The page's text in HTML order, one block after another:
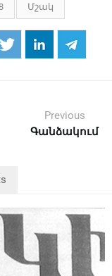
Մշակ
Previous
Գանձակում